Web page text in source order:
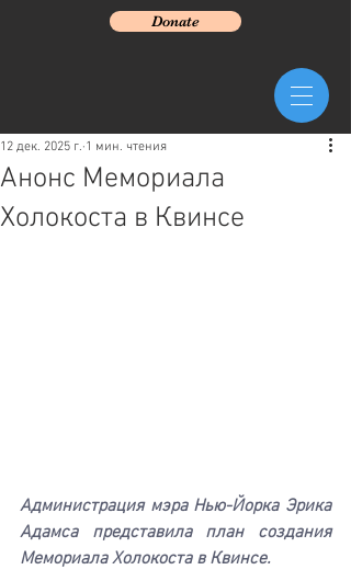
Donate
Анонс Мемориала
Холокоста в Квинсе
12 дек. 2025 г. 1 мин. чтения
Администрация мэра Нью-Йорка Эрика
Адамса представила план создания
Мемориала Холокоста в Квинсе.